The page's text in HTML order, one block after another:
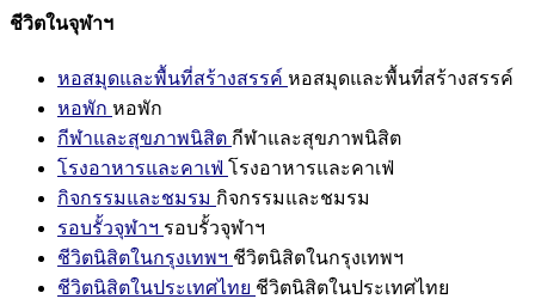
ชีวิตในจุฬาฯ
หอสมุดและพื้นที่สร้างสรรค์ หอสมุดและพื้นที่สร้างสรรค์
หอพัก หอพัก
กีฬาและสุขภาพนิสิต กีฬาและสุขภาพนิสิต
โรงอาหารและคาเฟ่ โรงอาหารและคาเฟ่
กิจกรรมและชมรม กิจกรรมและชมรม
รอบรั้วจุฬาฯ รอบรั้วจุฬาฯ
ชีวิตนิสิตในกรุงเทพฯ ชีวิตนิสิตในกรุงเทพฯ
ชีวิตนิสิตในประเทศไทย ชีวิตนิสิตในประเทศไทย